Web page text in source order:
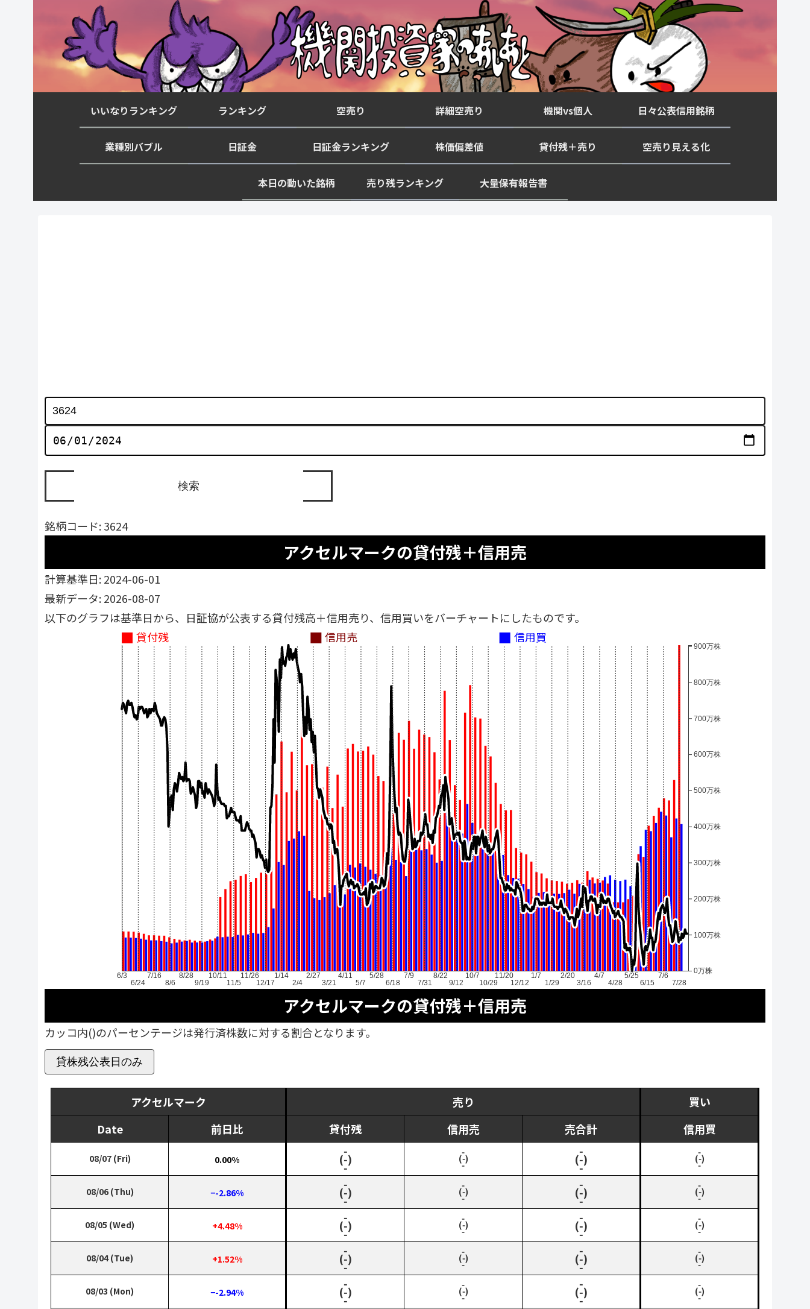
いいなりランキング ランキング 空売り 詳細空売り 機関vs個人 日々公表信用銘柄
業種別バブル 日証金 日証金ランキング 株価偏差値 貸付残＋売り 空売り見える化
本日の動いた銘柄 売り残ランキング 大量保有報告書
銘柄コード: 3624
アクセルマークの貸付残＋信用売
計算基準日: 2024-06-01
最新データ: 2026-08-07
以下のグラフは基準日から、日証協が公表する貸付残高＋信用売り、信用買いをバーチャートにしたものです。
貸付残 信用売 信用買
6/3
6/24
7/16
8/6
8/28
9/19
10/11
11/5
11/26
12/17
1/14
2/4
2/27
3/21
4/11
5/7
5/28
6/18
7/9
7/31
8/22
9/12
10/7
10/29
11/20
12/12
1/7
1/29
2/20
3/16
4/7
4/28
5/25
6/15
7/6
7/28
0万株
100万株
200万株
300万株
400万株
500万株
600万株
700万株
800万株
900万株
アクセルマークの貸付残＋信用売
カッコ内()のパーセンテージは発行済株数に対する割合となります。
貸株残公表日のみ
アクセルマーク 売り
買い
Date
前日比 貸付残 信用売 売合計 信用買
08/07 (Fri) 0.00%
‑
(‑)
‑
‑
(‑)
‑
‑
(‑)
‑
‑
(‑)
‑
08/06 (Thu) −-2.86%
‑
(‑)
‑
‑
(‑)
‑
‑
(‑)
‑
‑
(‑)
‑
08/05 (Wed) +4.48%
‑
(‑)
‑
‑
(‑)
‑
‑
(‑)
‑
‑
(‑)
‑
08/04 (Tue) +1.52%
‑
(‑)
‑
‑
(‑)
‑
‑
(‑)
‑
‑
(‑)
‑
08/03 (Mon) −-2.94%
‑
(‑)
‑
‑
(‑)
‑
‑
(‑)
‑
‑
(‑)
‑